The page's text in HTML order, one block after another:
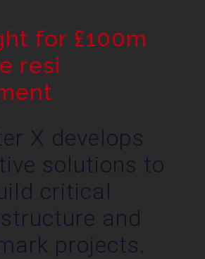
for £100m
resi
X develops
solutions to
critical
and
projects.